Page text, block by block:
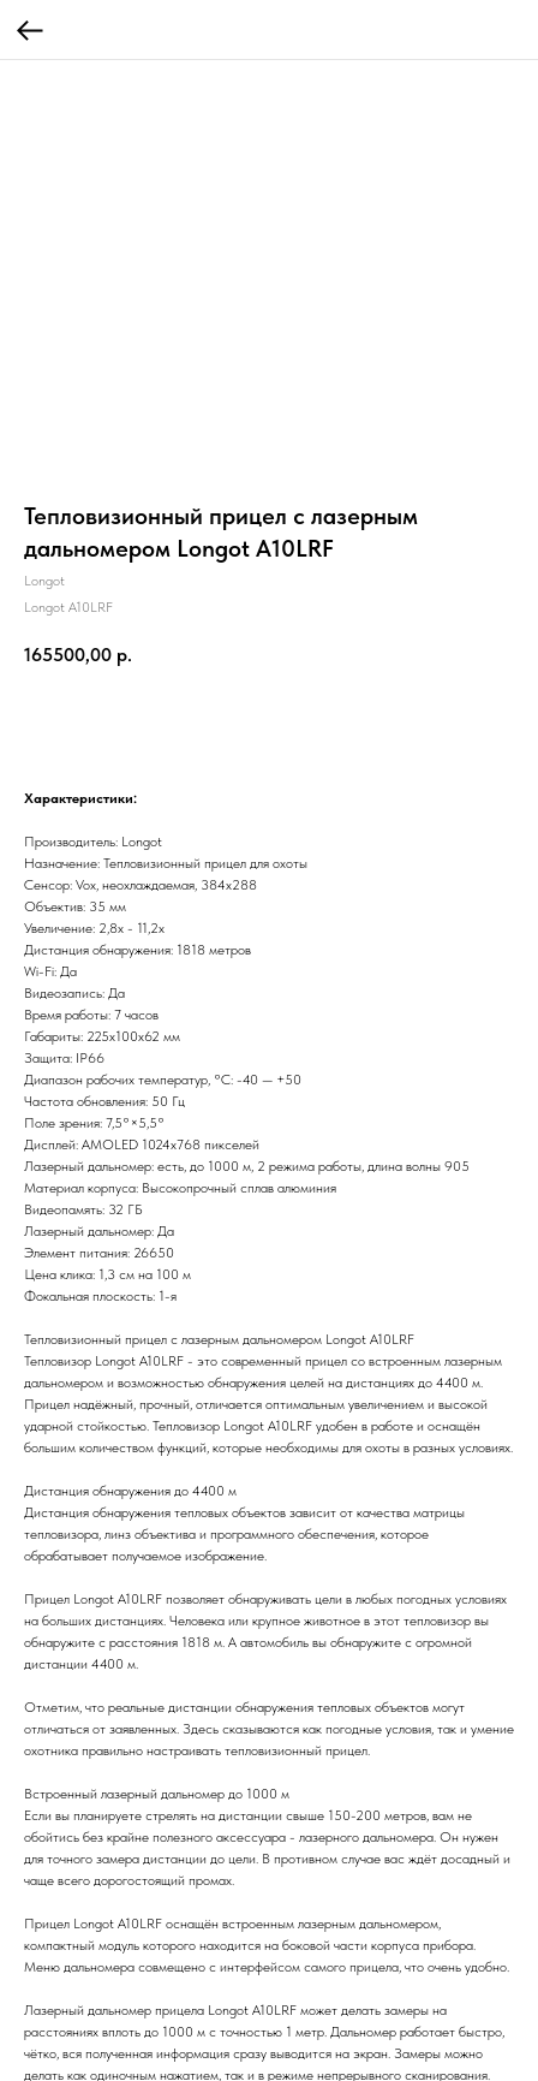
Тепловизионный прицел с лазерным
дальномером Longot A10LRF
Longot
Longot A10LRF
165500,00 р.
Xарактеристики:
Производитель: Longot
Назначение: Тепловизионный прицел для охоты
Сенсор: Vox, неохлаждаемая, 384х288
Объектив: 35 мм
Увеличение: 2,8x - 11,2х
Дистанция обнаружения: 1818 метров
Wi-Fi: Да
Видеозапись: Да
Время работы: 7 часов
Габариты: 225х100х62 мм
Защита: IP66
Диапазон рабочих температур, °С: -40 — +50
Частота обновления: 50 Гц
Поле зрения: 7,5°×5,5°
Дисплей: АМOLED 1024х768 пикселей
Лазерный дальномер: есть, до 1000 м, 2 режима работы, длина волны 905
Материал корпуса: Высокопрочный сплав алюминия
Видеопамять: 32 ГБ
Лазерный дальномер: Да
Элемент питания: 26650
Цена клика: 1,3 см на 100 м
Фокальная плоскость: 1-я
Тепловизионный прицел с лазерным дальномером Longot A10LRF
Тепловизор Longot A10LRF - это современный прицел со встроенным лазерным
дальномером и возможностью обнаружения целей на дистанциях до 4400 м.
Прицел надёжный, прочный, отличается оптимальным увеличением и высокой
ударной стойкостью. Тепловизор Longot A10LRF удобен в работе и оснащён
большим количеством функций, которые необходимы для охоты в разных условиях.
Дистанция обнаружения до 4400 м
Дистанция обнаружения тепловых объектов зависит от качества матрицы
тепловизора, линз объектива и программного обеспечения, которое
обрабатывает получаемое изображение.
Прицел Longot A10LRF позволяет обнаруживать цели в любых погодных условиях
на больших дистанциях. Человека или крупное животное в этот тепловизор вы
обнаружите с расстояния 1818 м. А автомобиль вы обнаружите с огромной
дистанции 4400 м.
Отметим, что реальные дистанции обнаружения тепловых объектов могут
отличаться от заявленных. Здесь сказываются как погодные условия, так и умение
охотника правильно настраивать тепловизионный прицел.
Встроенный лазерный дальномер до 1000 м
Если вы планируете стрелять на дистанции свыше 150-200 метров, вам не
обойтись без крайне полезного аксессуара - лазерного дальномера. Он нужен
для точного замера дистанции до цели. В противном случае вас ждёт досадный и
чаще всего дорогостоящий промах.
Прицел Longot A10LRF оснащён встроенным лазерным дальномером,
компактный модуль которого находится на боковой части корпуса прибора.
Меню дальномера совмещено с интерфейсом самого прицела, что очень удобно.
Лазерный дальномер прицела Longot A10LRF может делать замеры на
расстояниях вплоть до 1000 м с точностью 1 метр. Дальномер работает быстро,
чётко, вся полученная информация сразу выводится на экран. Замеры можно
делать как одиночным нажатием, так и в режиме непрерывного сканирования.